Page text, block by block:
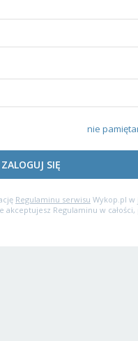
nie
ZALOGUJ SIĘ
Regulaminu serwisu Wykop.pl w
akceptujesz Regulaminu w